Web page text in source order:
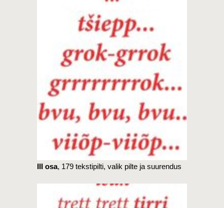
III osa, 179 tekstipilti, valik pilte ja suurendus